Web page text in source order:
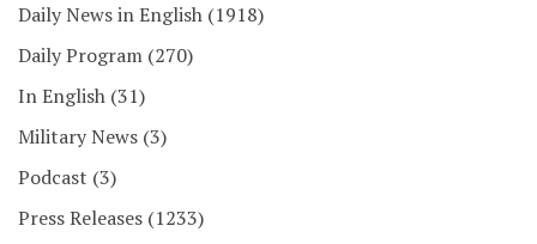
Daily News in English (1918)
Daily Program (270)
In English (31)
Military News (3)
Podcast (3)
Press Releases (1233)